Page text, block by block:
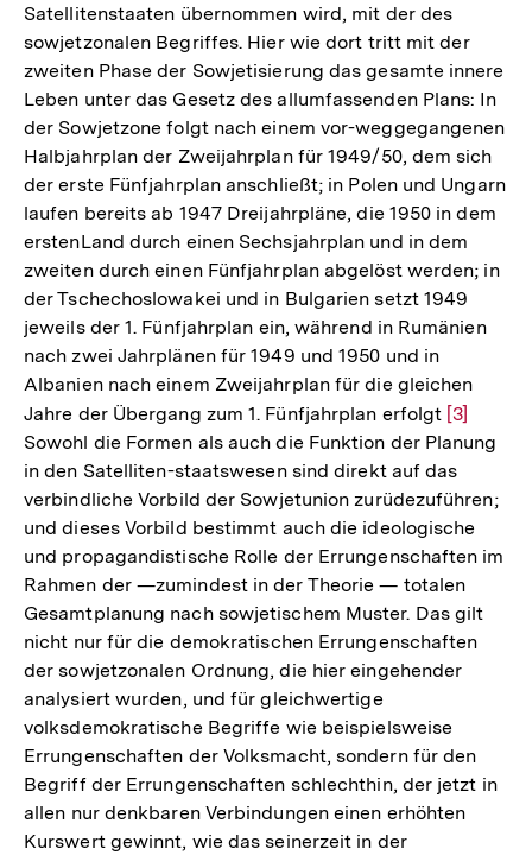
Satellitenstaaten übernommen wird, mit der des
sowjetzonalen Begriffes. Hier wie dort tritt mit der
zweiten Phase der Sowjetisierung das gesamte innere
Leben unter das Gesetz des allumfassenden Plans: In
der Sowjetzone folgt nach einem vor-weggegangenen
Halbjahrplan der Zweijahrplan für 1949/50, dem sich
der erste Fünfjahrplan anschließt; in Polen und Ungarn
laufen bereits ab 1947 Dreijahrpläne, die 1950 in dem
erstenLand durch einen Sechsjahrplan und in dem
zweiten durch einen Fünfjahrplan abgelöst werden; in
der Tschechoslowakei und in Bulgarien setzt 1949
jeweils der 1. Fünfjahrplan ein, während in Rumänien
nach zwei Jahrplänen für 1949 und 1950 und in
Albanien nach einem Zweijahrplan für die gleichen
Jahre der Übergang zum 1. Fünfjahrplan erfolgt Zur
der
Fußnote
[3]
Sowohl die Formen als auch die Funktion der Planung
in den Satelliten-staatswesen sind direkt auf das
verbindliche Vorbild der Sowjetunion zurüdezuführen;
und dieses Vorbild bestimmt auch die ideologische
und propagandistische Rolle der Errungenschaften im
Rahmen der —zumindest in der Theorie — totalen
Gesamtplanung nach sowjetischem Muster. Das gilt
nicht nur für die demokratischen Errungenschaften
der sowjetzonalen Ordnung, die hier eingehender
analysiert wurden, und für gleichwertige
volksdemokratische Begriffe wie beispielsweise
Errungenschaften der Volksmacht, sondern für den
Begriff der Errungenschaften schlechthin, der jetzt in
allen nur denkbaren Verbindungen einen erhöhten
Kurswert gewinnt, wie das seinerzeit in der